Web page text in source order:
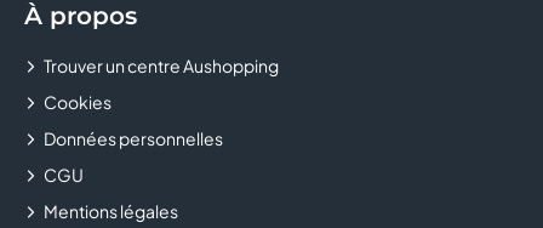
PHOTOMATON
À propos
Trouver un centre Aushopping
Cookies
Données personnelles
CGU
Mentions légales